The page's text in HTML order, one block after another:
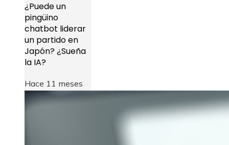
¿Puede un
pingüino
chatbot liderar
un partido en
Japón? ¿Sueña
la IA?
Hace 11 meses